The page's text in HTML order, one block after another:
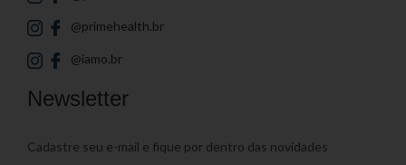
@primehealth.br
@iamo.br
Newsletter
Cadastre seu e-mail e fique por dentro das novidades